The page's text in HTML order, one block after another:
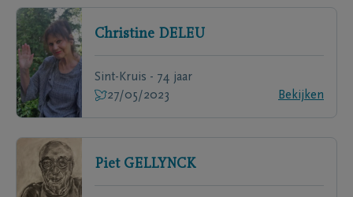
Christine DELEU
Sint-Kruis - 74 jaar
27/05/2023
Bekijken
Piet GELLYNCK